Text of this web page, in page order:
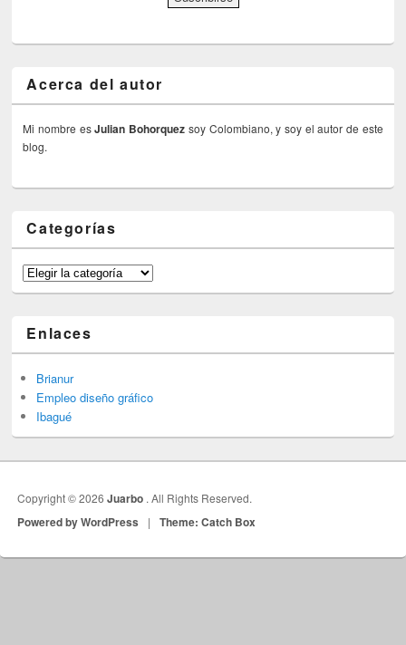
Acerca del autor
Mi nombre esJulian Bohorquez soy Colombiano, y soy el autor de este
blog.
Categorías
Categorías
Enlaces
Brianur
Empleo diseño gráfico
Ibagué
Copyright © 2026Juarbo . All Rights Reserved.
Powered by WordPress | Theme: Catch Box